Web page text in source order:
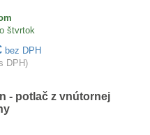
štvrtok
bez DPH
DPH)
- potlač z vnútornej